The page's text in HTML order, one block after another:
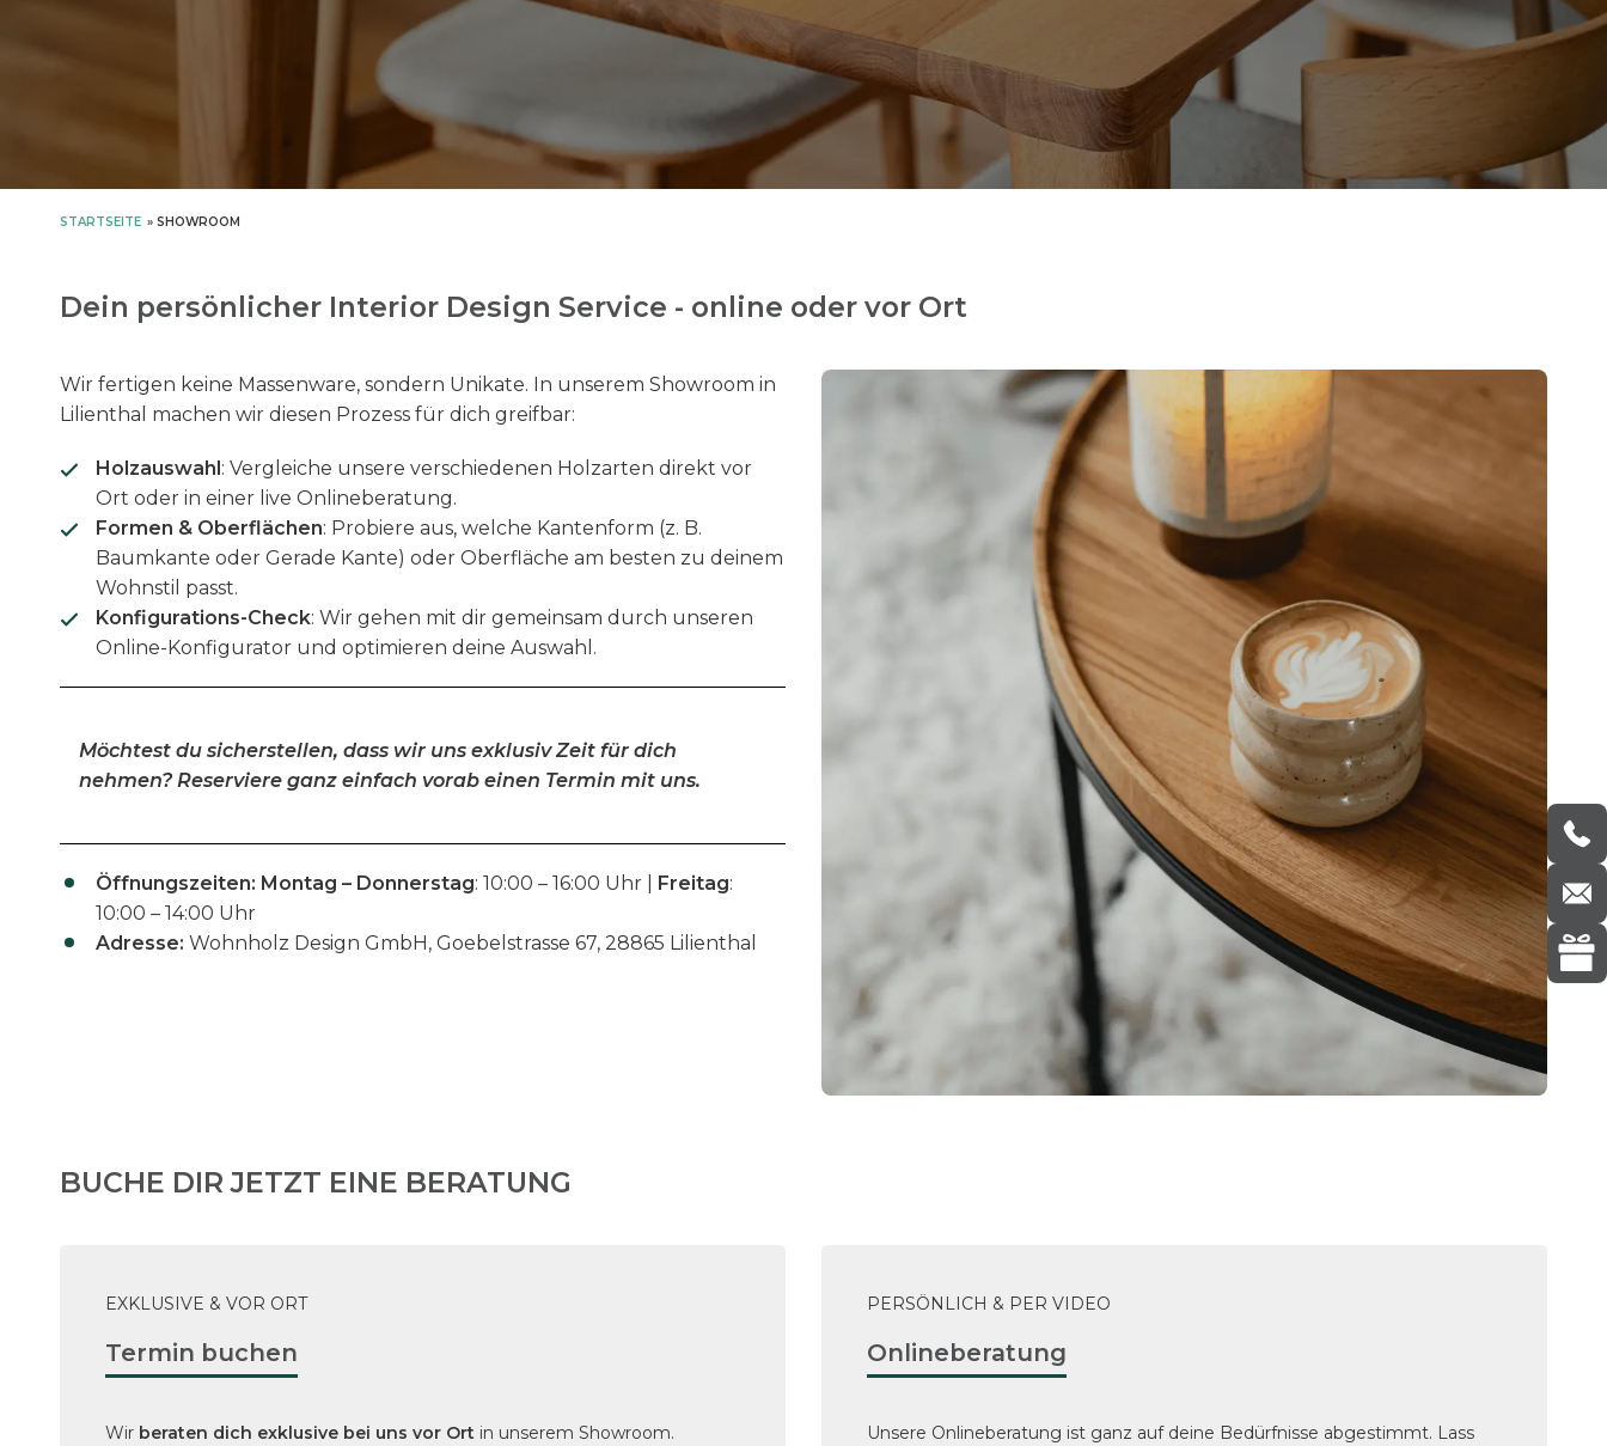
STARTSEITE » SHOWROOM
Dein persönlicher Interior Design Service - online oder vor Ort
Wir fertigen keine Massenware, sondern Unikate. In unserem Showroom in
Lilienthal machen wir diesen Prozess für dich greifbar:
Holzauswahl: Vergleiche unsere verschiedenen Holzarten direkt vor
Ort oder in einer live Onlineberatung.
Formen & Oberflächen: Probiere aus, welche Kantenform (z. B.
Baumkante oder Gerade Kante) oder Oberfläche am besten zu deinem
Wohnstil passt.
Konfigurations-Check: Wir gehen mit dir gemeinsam durch unseren
Online-Konfigurator und optimieren deine Auswahl.
Möchtest du sicherstellen, dass wir uns exklusiv Zeit für dich
nehmen? Reserviere ganz einfach vorab einen Termin mit uns.
Öffnungszeiten: Montag – Donnerstag: 10:00 – 16:00 Uhr | Freitag:
10:00 – 14:00 Uhr
Adresse: Wohnholz Design GmbH, Goebelstrasse 67, 28865 Lilienthal
BUCHE DIR JETZT EINE BERATUNG
EXKLUSIVE & VOR ORT
Termin buchen
Wir beraten dich exklusive bei uns vor Ort in unserem Showroom.
PERSÖNLICH & PER VIDEO
Onlineberatung
Unsere Onlineberatung ist ganz auf deine Bedürfnisse abgestimmt. Lass